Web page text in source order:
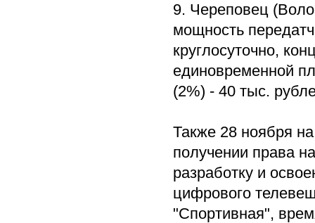
9. Череповец
мощность
круглосуточно,
единовременной
(2%) - 40 тыс.
Также 28 ноября
получении права
разработку и
цифрового
"Спортивная",